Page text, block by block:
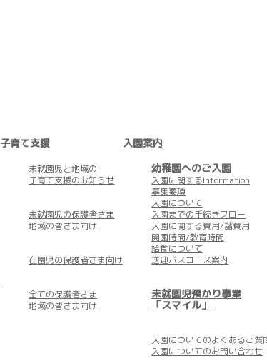
子育て支援
未就園児と地域の
子育て支援のお知らせ
未就園児の保護者さま
地域の皆さま向け
在園児の保護者さま向け
全ての保護者さま
地域の皆さま向け
入園案内
幼稚園へのご入園
入園に関するInformation
募集要項
入園について
入園までの手続きフロー
入園に関する費用/諸費用
開園時間/教育時間
給食について
送迎バスコース案内
未就園児預かり事業
「スマイル」
入園についてのよくあるご質
入園についてのお問い合わせ